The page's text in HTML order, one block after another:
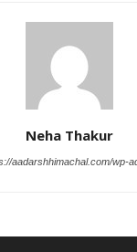
Neha Thakur
aadarshhimachal.com/wp-